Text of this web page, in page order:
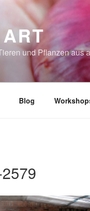
und Pflanzen aus
Blog